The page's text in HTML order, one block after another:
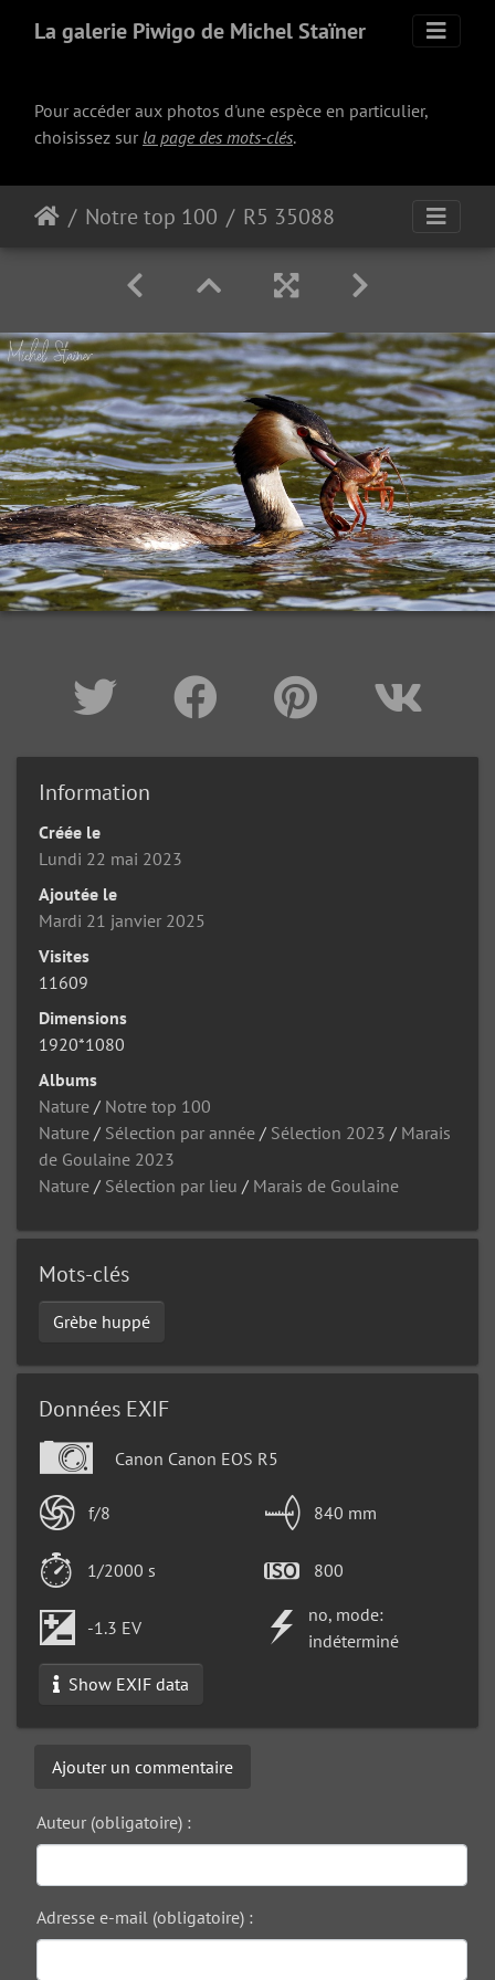
La galerie Piwigo de Michel Staïner
Pour accéder aux photos d'une espèce en particulier,
choisissez surla page des mots-clés.
Notre top 100 R5 35088
Information
Créée le
Lundi 22 mai 2023
Ajoutée le
Mardi 21 janvier 2025
Visites
11609
Dimensions
1920*1080
Albums
Nature / Notre top 100
Nature / Sélection par année / Sélection 2023 / Marais
de Goulaine 2023
Nature / Sélection par lieu / Marais de Goulaine
Mots-clés
Grèbe huppé
Données EXIF
Canon Canon EOS R5
f/8 840 mm
1/2000 s 800
-1.3 EV
no, mode:
indéterminé
Show EXIF data
Ajouter un commentaire
Auteur (obligatoire) :
Adresse e-mail (obligatoire) :